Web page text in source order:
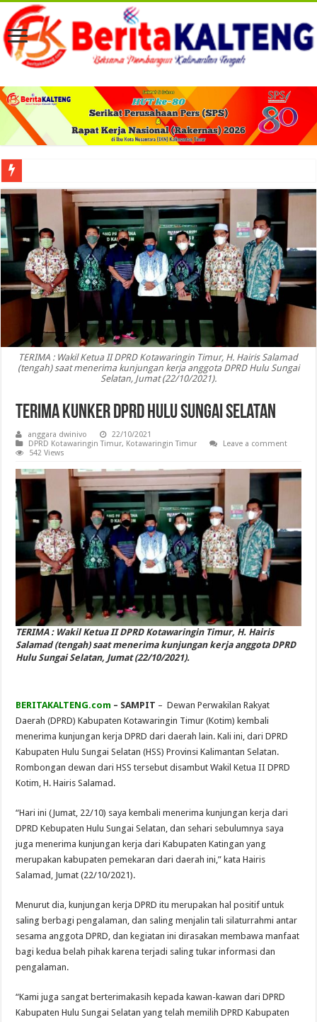
Viral! Selama Dua Bulan Lebih Siltap Serta Tunjangan Pemdes dan BPD di
TERIMA : Wakil Ketua II DPRD Kotawaringin Timur, H. Hairis Salamad
(tengah) saat menerima kunjungan kerja anggota DPRD Hulu Sungai
Selatan, Jumat (22/10/2021).
Terima Kunker DPRD Hulu Sungai Selatan
anggara dwinivo
22/10/2021
DPRD Kotawaringin Timur, Kotawaringin Timur
Leave a comment
542 Views
TERIMA : Wakil Ketua II DPRD Kotawaringin Timur, H. Hairis
Salamad (tengah) saat menerima kunjungan kerja anggota DPRD
Hulu Sungai Selatan, Jumat (22/10/2021).
BERITAKALTENG.com – SAMPIT – Dewan Perwakilan Rakyat
Daerah (DPRD) Kabupaten Kotawaringin Timur (Kotim) kembali
menerima kunjungan kerja DPRD dari daerah lain. Kali ini, dari DPRD
Kabupaten Hulu Sungai Selatan (HSS) Provinsi Kalimantan Selatan.
Rombongan dewan dari HSS tersebut disambut Wakil Ketua II DPRD
Kotim, H. Hairis Salamad.
“Hari ini (Jumat, 22/10) saya kembali menerima kunjungan kerja dari
DPRD Kebupaten Hulu Sungai Selatan, dan sehari sebulumnya saya
juga menerima kunjungan kerja dari Kabupaten Katingan yang
merupakan kabupaten pemekaran dari daerah ini,” kata Hairis
Salamad, Jumat (22/10/2021).
Menurut dia, kunjungan kerja DPRD itu merupakan hal positif untuk
saling berbagi pengalaman, dan saling menjalin tali silaturrahmi antar
sesama anggota DPRD, dan kegiatan ini dirasakan membawa manfaat
bagi kedua belah pihak karena terjadi saling tukar informasi dan
pengalaman.
“Kami juga sangat berterimakasih kepada kawan-kawan dari DPRD
Kabupaten Hulu Sungai Selatan yang telah memilih DPRD Kabupaten